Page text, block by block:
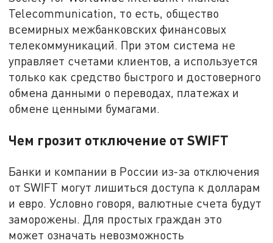
Telecommunication, то есть, общество
всемирных межбанковских финансовых
телекоммуникаций. При этом система не
управляет счетами клиентов, а используется
только как средство быстрого и достоверного
обмена данными о переводах, платежах и
обмене ценными бумагами.
Чем грозит отключение от SWIFT
Банки и компании в России из-за отключения
от SWIFT могут лишиться доступа к долларам
и евро. Условно говоря, валютные счета будут
заморожены. Для простых граждан это
может означать невозможность